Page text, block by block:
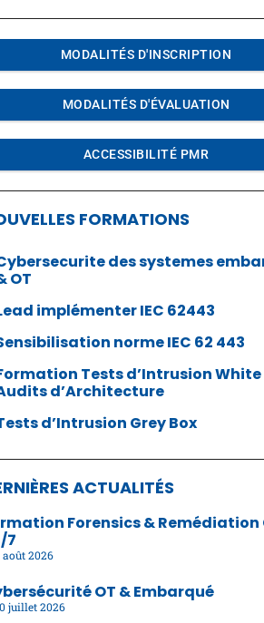
MODALITÉS D'INSCRIPTION
MODALITÉS D'ÉVALUATION
ACCESSIBILITÉ PMR
FORMATIONS
des systemes
OT
implémenter IEC 62443
norme IEC 62 443
Tests d’Intrusion White
d’Architecture
d’Intrusion Grey Box
ACTUALITÉS
Forensics & Remédiation
7
août 2026
OT & Embarqué
juillet 2026